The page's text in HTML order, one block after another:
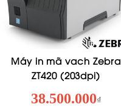
Máy in mã vach Zebra
ZT420 (203dpi)
38.500.000₫